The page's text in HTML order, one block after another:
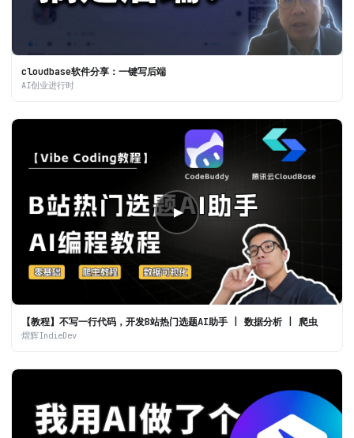
cloudbase软件分享：一键写后端
AI创业进行时
▶
【教程】不写一行代码，开发B站热门选题AI助手 | 数据分析 | 爬虫
熠辉IndieDev